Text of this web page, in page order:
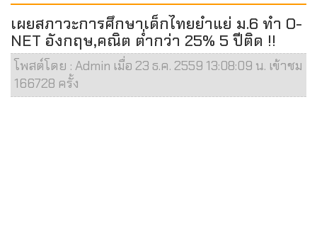
เผยสภาวะการศึกษาเด็กไทยยำแย่ ม.6 ทำ O-
NET อังกฤษ,คณิต ต่ำกว่า 25% 5 ปีติด !!
โพสต์โดย : Admin เมื่อ 23 ธ.ค. 2559 13:08:09 น. เข้าชม
166728 ครั้ง